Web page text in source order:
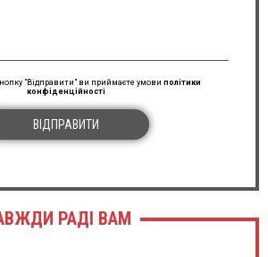
"Відправити" ви приймаєте умови політики
конфіденційності
ВІДПРАВИТИ
РАДІ ВАМ